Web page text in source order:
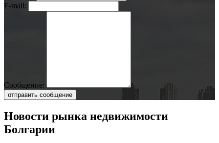
E-mail:
Сообщение:
отправить сообщение
Новости рынка недвижимости
Болгарии